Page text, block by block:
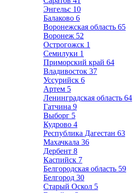
Энгельс 10
Балаково 6
Воронежская область 65
Воронеж 52
Острогожск 1
Семилуки 1
Приморский край 64
Владивосток 37
Уссурийск 6
Артем 5
Ленинградская область 64
Гатчина 9
Выборг 5
Кудрово 4
Республика Дагестан 63
Махачкала 36
Дербент 8
Каспийск 7
Белгородская область 59
Белгород 30
Старый Оскол 5